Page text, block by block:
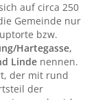
auf circa 250
Gemeinde nur
bzw.
Hartegasse,
Linde nennen.
der mit rund
der